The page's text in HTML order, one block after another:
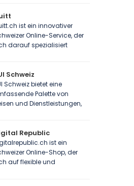
ist ein innovativer
Online-Service, der
darauf spezialisiert
Schweiz
Schweiz bietet eine
Palette von
und Dienstleistungen,
Republic
ist ein
Online-Shop, der
auf flexible und